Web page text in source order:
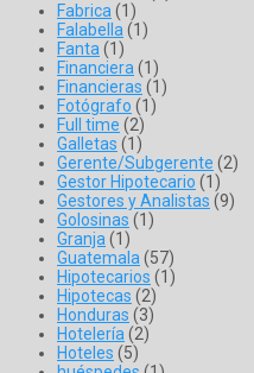
Fabrica(1)
Falabella(1)
Fanta(1)
Financiera(1)
Financieras (1)
Fotógrafo (1)
Full time (2)
Galletas (1)
Gerente/Subgerente (2)
Gestor Hipotecario (1)
Gestores y Analistas (9)
Golosinas (1)
Granja(1)
Guatemala(57)
Hipotecarios (1)
Hipotecas (2)
Honduras (3)
Hotelería(2)
Hoteles (5)